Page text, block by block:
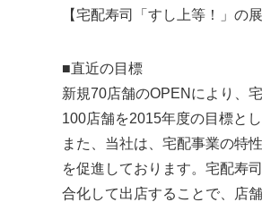
【宅配寿司「すし上等！」の
■直近の目標
新規70店舗のOPENにより、
100店舗を2015年度の目標と
また、当社は、宅配事業の特
を促進しております。宅配寿
合化して出店することで、店